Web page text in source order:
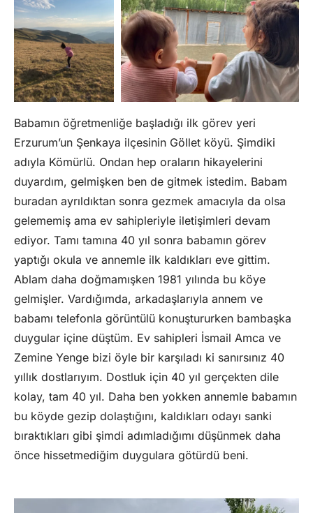
Babamın öğretmenliğe başladığı ilk görev yeri
Erzurum’un Şenkaya ilçesinin Göllet köyü. Şimdiki
adıyla Kömürlü. Ondan hep oraların hikayelerini
duyardım, gelmişken ben de gitmek istedim. Babam
buradan ayrıldıktan sonra gezmek amacıyla da olsa
gelememiş ama ev sahipleriyle iletişimleri devam
ediyor. Tamı tamına 40 yıl sonra babamın görev
yaptığı okula ve annemle ilk kaldıkları eve gittim.
Ablam daha doğmamışken 1981 yılında bu köye
gelmişler. Vardığımda, arkadaşlarıyla annem ve
babamı telefonla görüntülü konuştururken bambaşka
duygular içine düştüm. Ev sahipleri İsmail Amca ve
Zemine Yenge bizi öyle bir karşıladı ki sanırsınız 40
yıllık dostlarıyım. Dostluk için 40 yıl gerçekten dile
kolay, tam 40 yıl. Daha ben yokken annemle babamın
bu köyde gezip dolaştığını, kaldıkları odayı sanki
bıraktıkları gibi şimdi adımladığımı düşünmek daha
önce hissetmediğim duygulara götürdü beni.